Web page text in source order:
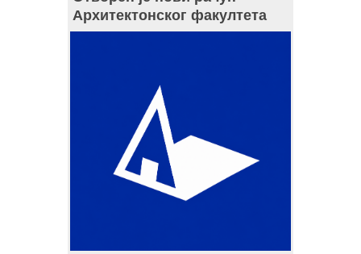
Архитектонског факултета